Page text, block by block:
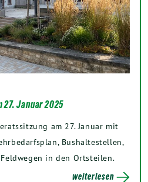
Januar 2025
am 27. Januar mit
Bushaltestellen,
in den Ortsteilen.
weiterlesen